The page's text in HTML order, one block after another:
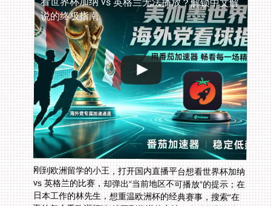
说的终极指南
刚到欧洲留学的小王，打开国内直播平台想看世界杯加纳
vs 英格兰的比赛，却弹出“当前地区不可播放”的提示；在
日本工作的林先生，想重温欧洲杯的经典赛事，搜索“在
海外怎么看欧洲杯”却找不到靠谱的方法；在俄罗斯的华
人张阿姨，明明找到了世界杯中文解说频道，却被告